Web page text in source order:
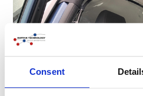
Consent